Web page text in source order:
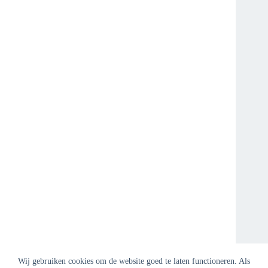
Wij gebruiken cookies om de website goed te laten functioneren. Als